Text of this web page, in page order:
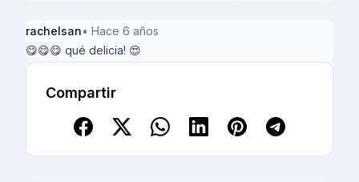
rachelsan• Hace 6 años
😋😋😋 qué delicia! 😍
Compartir